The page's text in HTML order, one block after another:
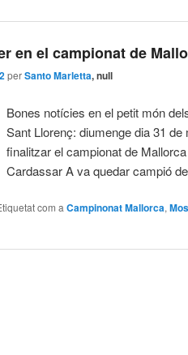
en el campionat de
perSanto Marletta, null
Bones notícies en el petit món
Sant Llorenç: diumenge dia 31 de
finalitzar el campionat de
Cardassar A va quedar campió
com a Campinonat Mallorca,